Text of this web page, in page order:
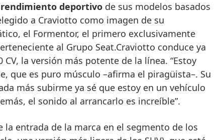
deportivo de sus modelos basados
a Craviotto como imagen de su
el Formentor, el primero exclusivamente
al Grupo Seat.Craviotto conduce ya
la versión más potente de la línea. “Estoy
que es puro músculo –afirma el piragüista–. Su
más subirme ya sé que estoy en un vehículo
el sonido al arrancarlo es increíble”.
la entrada de la marca en el segmento de los